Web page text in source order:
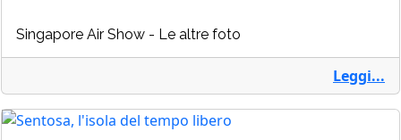
Singapore Air Show - Le altre foto
Leggi...